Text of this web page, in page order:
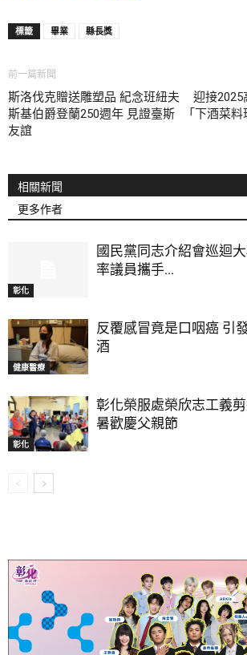
標籤 畢業 縣長獎
前一篇新聞
斯洛伐克贈送雕塑品 紀念班紐夫
斯基伯爵登蘭250週年 見證臺斯
友誼
迎接2025
「下酒菜
相關新聞
更多作者
彰化
國民黨同志介紹會巡迴
率議員攜手...
健康醫療
反覆感冒竟是口咽癌 引
酒
彰化
彰化榮服處榮欣志工義
暑歡慶父親節